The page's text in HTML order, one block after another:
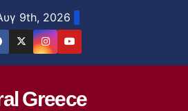
9th, 2026
Greece